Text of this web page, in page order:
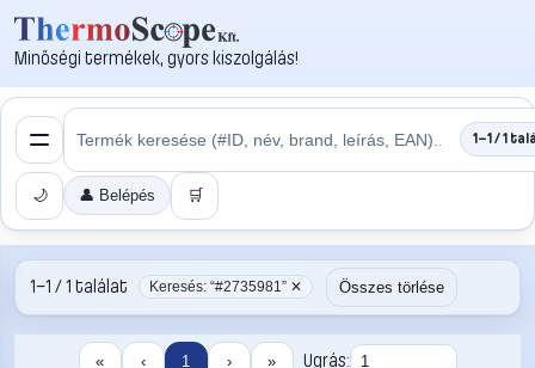
Minőségi termékek, gyors kiszolgálás!
1–1 / 1
🌙 👤 Belépés 🛒
1–1 / 1 találat Keresés: “#2735981” ✕ Összes törlése
« ‹ 1 › »
Ugrás: